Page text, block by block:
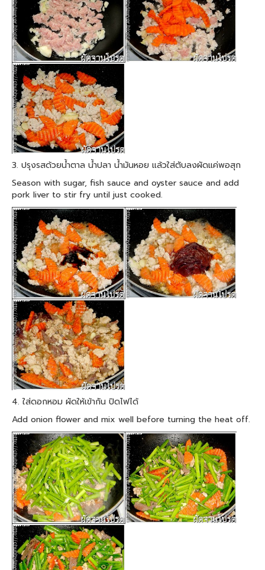
3. ปรุงรสด้วยน้ำตาล น้ำปลา น้ำมันหอย แล้วใส่ตับลงผัดแค่พอสุก
Season with sugar, fish sauce and oyster sauce and add
pork liver to stir fry until just cooked.
4. ใส่ดอกหอม ผัดให้เข้ากัน ปิดไฟได้
Add onion flower and mix well before turning the heat off.